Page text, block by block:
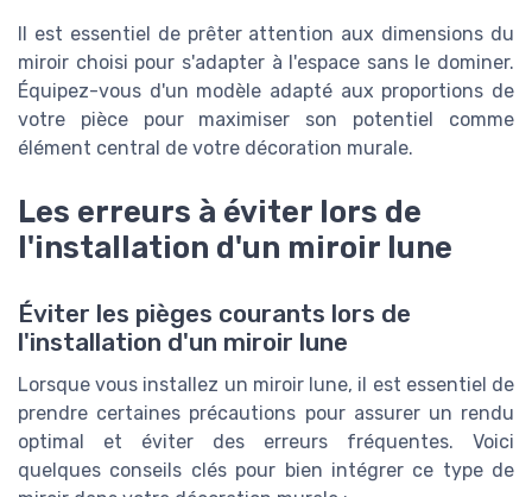
Il est essentiel de prêter attention aux dimensions du
miroir choisi pour s'adapter à l'espace sans le dominer.
Équipez-vous d'un modèle adapté aux proportions de
votre pièce pour maximiser son potentiel comme
élément central de votre décoration murale.
Les erreurs à éviter lors de
l'installation d'un miroir lune
Éviter les pièges courants lors de
l'installation d'un miroir lune
Lorsque vous installez un miroir lune, il est essentiel de
prendre certaines précautions pour assurer un rendu
optimal et éviter des erreurs fréquentes. Voici
quelques conseils clés pour bien intégrer ce type de